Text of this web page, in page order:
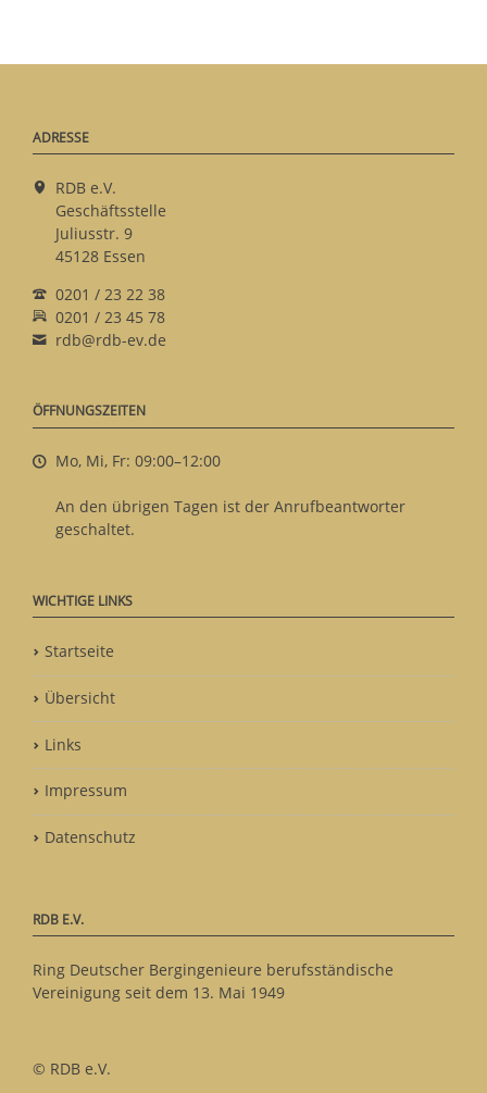
ADRESSE
RDB e.V.
Geschäftsstelle
Juliusstr. 9
45128 Essen
0201 / 23 22 38
0201 / 23 45 78
rdb@rdb-ev.de
ÖFFNUNGSZEITEN
Mo, Mi, Fr: 09:00–12:00
An den übrigen Tagen ist der Anrufbeantworter
geschaltet.
WICHTIGE LINKS
Startseite
Übersicht
Links
Impressum
Datenschutz
RDB E.V.
Ring Deutscher Bergingenieure berufsständische
Vereinigung seit dem 13. Mai 1949
© RDB e.V.